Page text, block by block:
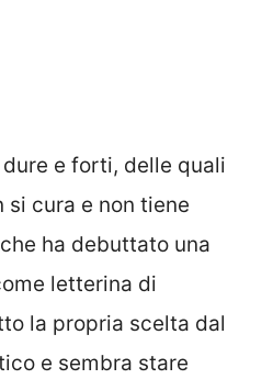
e forti, delle quali
si cura e non tiene
ha debuttato una
letterina di
la propria scelta dal
e sembra stare